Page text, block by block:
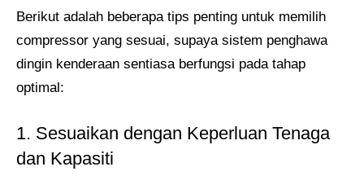
Berikut adalah beberapa tips penting untuk memilih
compressor yang sesuai, supaya sistem penghawa
dingin kenderaan sentiasa berfungsi pada tahap
optimal:
1. Sesuaikan dengan Keperluan Tenaga
dan Kapasiti